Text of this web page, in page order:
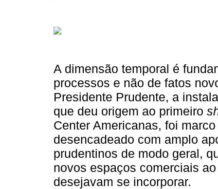
A dimensão temporal é
processos e não de fatos
Presidente Prudente, a
que deu origem ao primeiro
Center Americanas, foi
desencadeado com amplo
prudentinos de modo geral,
novos espaços comerciais
desejavam se incorporar.